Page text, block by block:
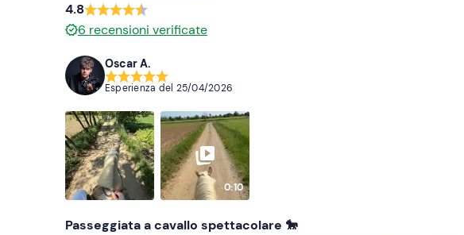
4.8
6 recensioni verificate
Oscar A.
Esperienza del 25/04/2026
0:10
Passeggiata a cavallo spettacolare 🐎